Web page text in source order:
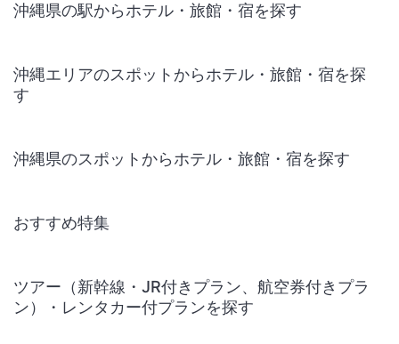
沖縄県の駅からホテル・旅館・宿を探す
沖縄エリアのスポットからホテル・旅館・宿を探
す
沖縄県のスポットからホテル・旅館・宿を探す
おすすめ特集
ツアー（新幹線・JR付きプラン、航空券付きプラ
ン）・レンタカー付プランを探す